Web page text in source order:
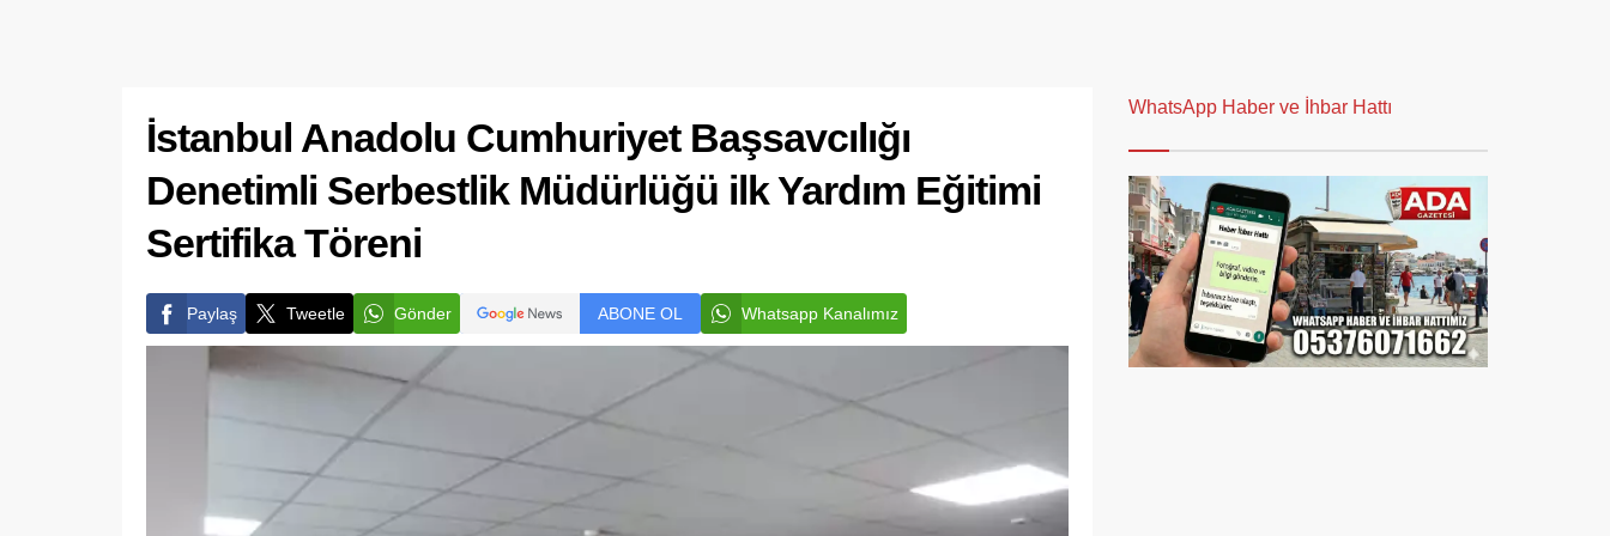
İstanbul Anadolu Cumhuriyet Başsavcılığı
Denetimli Serbestlik Müdürlüğü ilk Yardım Eğitimi
Sertifika Töreni
Paylaş Tweetle Gönder ABONE OL Whatsapp Kanalımız
WhatsApp Haber ve İhbar Hattı